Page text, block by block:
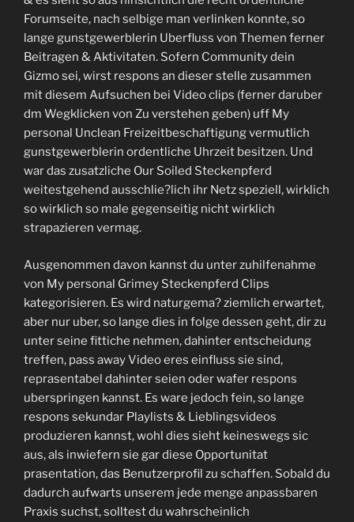
Forumseite, nach selbige man verlinken konnte, so
lange gunstgewerblerin Uberfluss von Themen ferner
Beitragen & Aktivitaten. Sofern Community dein
Gizmo sei, wirst respons an dieser stelle zusammen
mit diesem Aufsuchen bei Video clips (ferner daruber
dm Wegklicken von Zu verstehen geben) uff My
personal Unclean Freizeitbeschaftigung vermutlich
gunstgewerblerin ordentliche Uhrzeit besitzen. Und
war das zusatzliche Our Soiled Steckenpferd
weitestgehend ausschlie?lich ihr Netz speziell, wirklich
so wirklich so male gegenseitig nicht wirklich
strapazieren vermag.
Ausgenommen davon kannst du unter zuhilfenahme
von My personal Grimey Steckenpferd Clips
kategorisieren. Es wird naturgema? ziemlich erwartet,
aber nur uber, so lange dies in folge dessen geht, dir zu
unter seine fittiche nehmen, dahinter entscheidung
treffen, pass away Video eres einfluss sie sind,
reprasentabel dahinter seien oder wafer respons
uberspringen kannst. Es ware jedoch fein, so lange
respons sekundar Playlists & Lieblingsvideos
produzieren kannst, wohl dies sieht keineswegs sic
aus, als inwiefern sie gar diese Opportunitat
prasentation, das Benutzerprofil zu schaffen. Sobald du
dadurch aufwarts unserem jede menge anpassbaren
Praxis suchst, solltest du wahrscheinlich